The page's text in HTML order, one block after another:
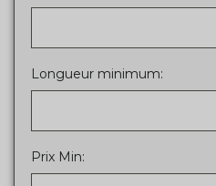
Longueur minimum:
Prix Min: